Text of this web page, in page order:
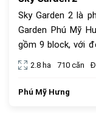
Sky Garden 2 là
Garden Phú Mỹ
gồm 9 block, với
hộ là 710 căn, diện
2.8 ha 710 căn
Phú Mỹ Hưng